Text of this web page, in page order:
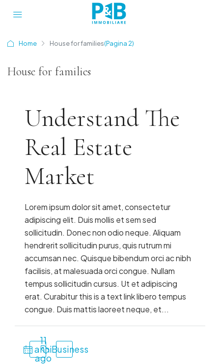
Home House for families(Pagina 2)
House for families
Understand The
Real Estate
Market
Lorem ipsum dolor sit amet, consectetur
adipiscing elit. Duis mollis et sem sed
sollicitudin. Donec non odio neque. Aliquam
hendrerit sollicitudin purus, quis rutrum mi
accumsan nec. Quisque bibendum orci ac nibh
facilisis, at malesuada orci congue. Nullam
tempus sollicitudin cursus. Ut et adipiscing
erat. Curabitur this is a text link libero tempus
congue. Duis mattis laoreet neque, et...
11
anni
ago
Business